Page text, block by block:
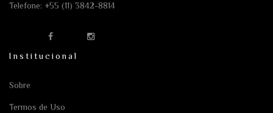
Telefone: +55 (11) 3842-8814
Institucional
Sobre
Termos de Uso